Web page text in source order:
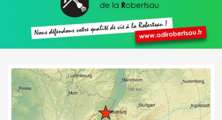
ADIR
Votre
Qualité
De Vie À
Robertsau